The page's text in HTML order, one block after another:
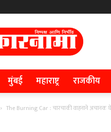
मुंबई महाराष्ट्र राजकीय
The Burning Car : चारचाकी वाहनाने अचानक